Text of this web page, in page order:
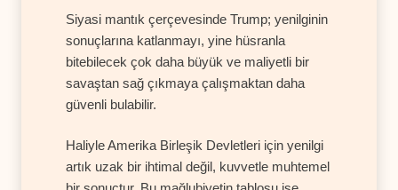
Siyasi mantık çerçevesinde Trump; yenilginin
sonuçlarına katlanmayı, yine hüsranla
bitebilecek çok daha büyük ve maliyetli bir
savaştan sağ çıkmaya çalışmaktan daha
güvenli bulabilir.
Haliyle Amerika Birleşik Devletleri için yenilgi
artık uzak bir ihtimal değil, kuvvetle muhtemel